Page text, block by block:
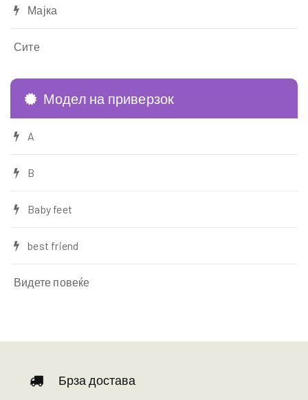
Мајка
Сите
Модел на приверзок
A
B
Baby feet
best friend
Видете повеќе
Брза достава